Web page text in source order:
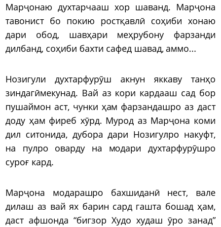
Марҷонаю духтарчааш хор шаванд. Марҷона
тавонист бо покию ростқавлӣ соҳиби хонаю
дари обод, шавҳари меҳрубону фарзанди
дилбанд, соҳиби бахти сафед шавад, аммо...
Нозигули духтарфурӯш акнун яккаву танҳо
зиндагӣмекунад. Вай аз кори кардааш сад бор
пушаймон аст, чунки ҳам фарзандашро аз даст
доду ҳам фиреб хӯрд. Мурод аз Марҷона коми
дил ситонида, дубора дари Нозигулро накуфт,
на пулро оварду на модари духтарфурӯшро
суроғ кард.
Марҷона модарашро бахшиданӣ нест, вале
дилаш аз вай ях барин сард гашта бошад ҳам,
даст афшонда “бигзор Худо худаш ӯро занад”